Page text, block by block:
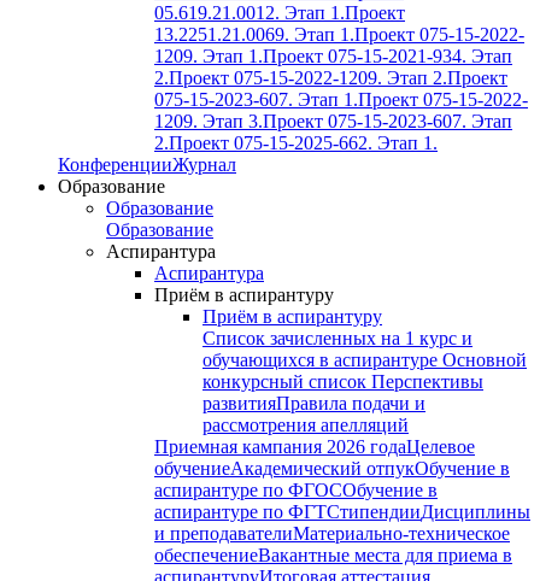
05.619.21.0012. Этап 1.Проект
13.2251.21.0069. Этап 1.Проект 075-15-2022-
1209. Этап 1.Проект 075-15-2021-934. Этап
2.Проект 075-15-2022-1209. Этап 2.Проект
075-15-2023-607. Этап 1.Проект 075-15-2022-
1209. Этап 3.Проект 075-15-2023-607. Этап
2.Проект 075-15-2025-662. Этап 1.
КонференцииЖурнал
Образование
Образование
Образование
Аспирантура
Аспирантура
Приём в аспирантуру
Приём в аспирантуру
Список зачисленных на 1 курс и
обучающихся в аспирантуре Основной
конкурсный список Перспективы
развитияПравила подачи и
рассмотрения апелляций
Приемная кампания 2026 годаЦелевое
обучениеАкадемический отпукОбучение в
аспирантуре по ФГОСОбучение в
аспирантуре по ФГТСтипендииДисциплины
и преподавателиМатериально-техническое
обеспечениеВакантные места для приема в
аспирантуруИтоговая аттестация